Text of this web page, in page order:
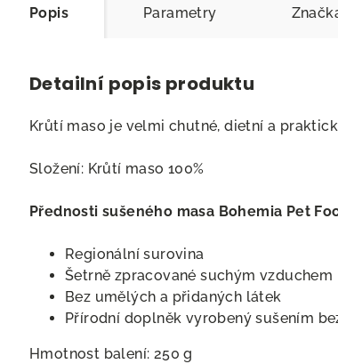
Popis Parametry
Detailní popis produktu
Krůtí maso je velmi chutné, dietní a
Složení: Krůtí maso 100%
Přednosti sušeného masa Bohemia Pet
Regionální surovina
Šetrně zpracované suchým vzduchem
Bez umělých a přidaných látek
Přírodní doplněk vyrobený sušením
Hmotnost balení: 250 g